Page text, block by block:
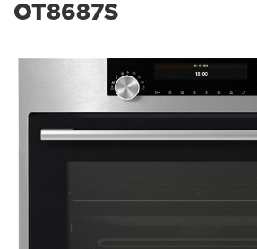
OT8687S